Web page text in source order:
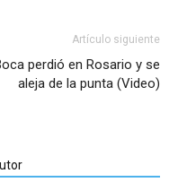
Artículo siguiente
perdió en Rosario y se
aleja de la punta (Video)